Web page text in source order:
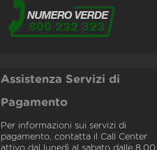
Assistenza Servizi di
Pagamento
Per informazioni sui servizi di
pagamento, contatta il Call Center